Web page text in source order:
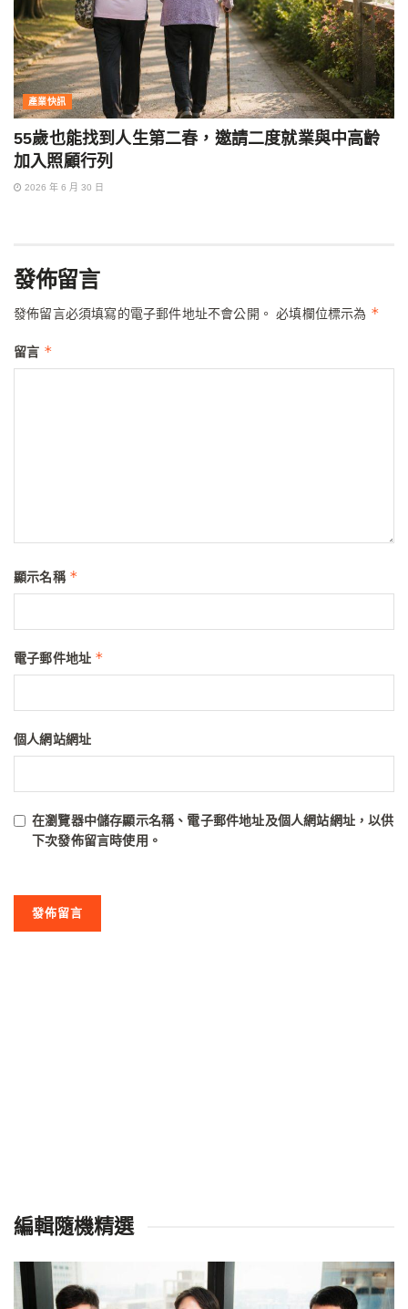
產業快訊
55歲也能找到人生第二春，邀請二度就業與中高齡
加入照顧行列
2026 年 6 月 30 日
發佈留言
發佈留言必須填寫的電子郵件地址不會公開。 必填欄位標示為 *
留言 *
顯示名稱 *
電子郵件地址 *
個人網站網址
在瀏覽器中儲存顯示名稱、電子郵件地址及個人網站網址，以供
下次發佈留言時使用。
編輯隨機精選